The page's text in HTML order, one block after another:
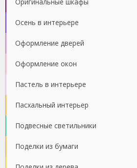
Осень в интерьере
Оформление дверей
Оформление окон
Пастель в интерьере
Пасхальный интерьер
Подвесные светильники
Поделки из бумаги